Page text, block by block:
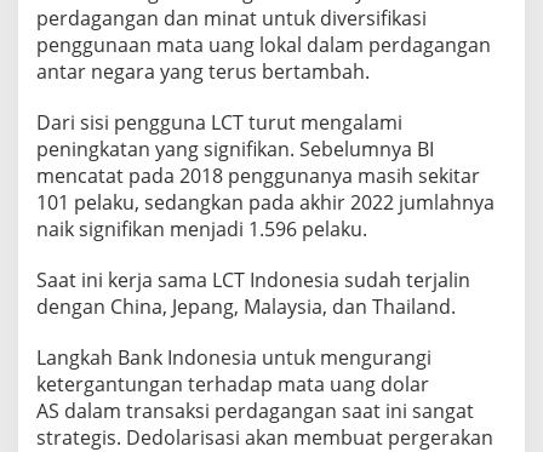
perdagangan dan minat untuk diversifikasi
penggunaan mata uang lokal dalam perdagangan
antar negara yang terus bertambah.
Dari sisi pengguna LCT turut mengalami
peningkatan yang signifikan. Sebelumnya BI
mencatat pada 2018 penggunanya masih sekitar
101 pelaku, sedangkan pada akhir 2022 jumlahnya
naik signifikan menjadi 1.596 pelaku.
Saat ini kerja sama LCT Indonesia sudah terjalin
dengan China, Jepang, Malaysia, dan Thailand.
Langkah Bank Indonesia untuk mengurangi
ketergantungan terhadap mata uang dolar
AS dalam transaksi perdagangan saat ini sangat
strategis. Dedolarisasi akan membuat pergerakan